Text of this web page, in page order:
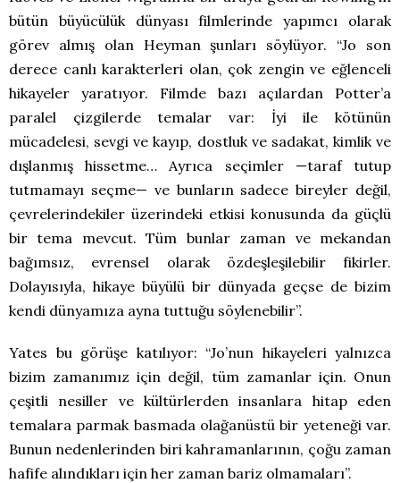
bütün büyücülük dünyası filmlerinde yapımcı olarak
görev almış olan Heyman şunları söylüyor. “Jo son
derece canlı karakterleri olan, çok zengin ve eğlenceli
hikayeler yaratıyor. Filmde bazı açılardan Potter’a
paralel çizgilerde temalar var: İyi ile kötünün
mücadelesi, sevgi ve kayıp, dostluk ve sadakat, kimlik ve
dışlanmış hissetme… Ayrıca seçimler —taraf tutup
tutmamayı seçme— ve bunların sadece bireyler değil,
çevrelerindekiler üzerindeki etkisi konusunda da güçlü
bir tema mevcut. Tüm bunlar zaman ve mekandan
bağımsız, evrensel olarak özdeşleşilebilir fikirler.
Dolayısıyla, hikaye büyülü bir dünyada geçse de bizim
kendi dünyamıza ayna tuttuğu söylenebilir”.
Yates bu görüşe katılıyor: “Jo’nun hikayeleri yalnızca
bizim zamanımız için değil, tüm zamanlar için. Onun
çeşitli nesiller ve kültürlerden insanlara hitap eden
temalara parmak basmada olağanüstü bir yeteneği var.
Bunun nedenlerinden biri kahramanlarının, çoğu zaman
hafife alındıkları için her zaman bariz olmamaları”.